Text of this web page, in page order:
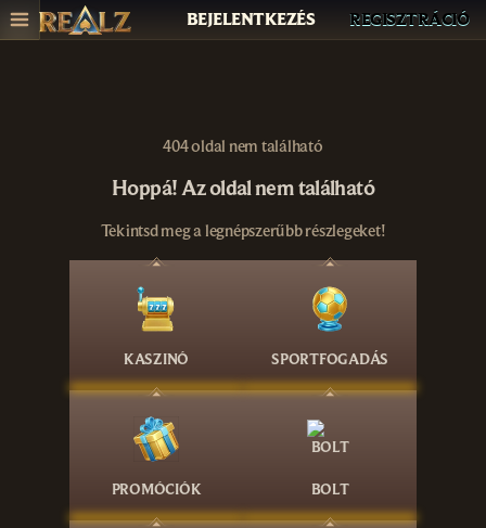
BEJELENTKEZÉS REGISZTRÁCIÓ
404 oldal nem található
Hoppá! Az oldal nem található
Tekintsd meg a legnépszerűbb részlegeket!
KASZINÓ SPORTFOGADÁS
PROMÓCIÓK BOLT